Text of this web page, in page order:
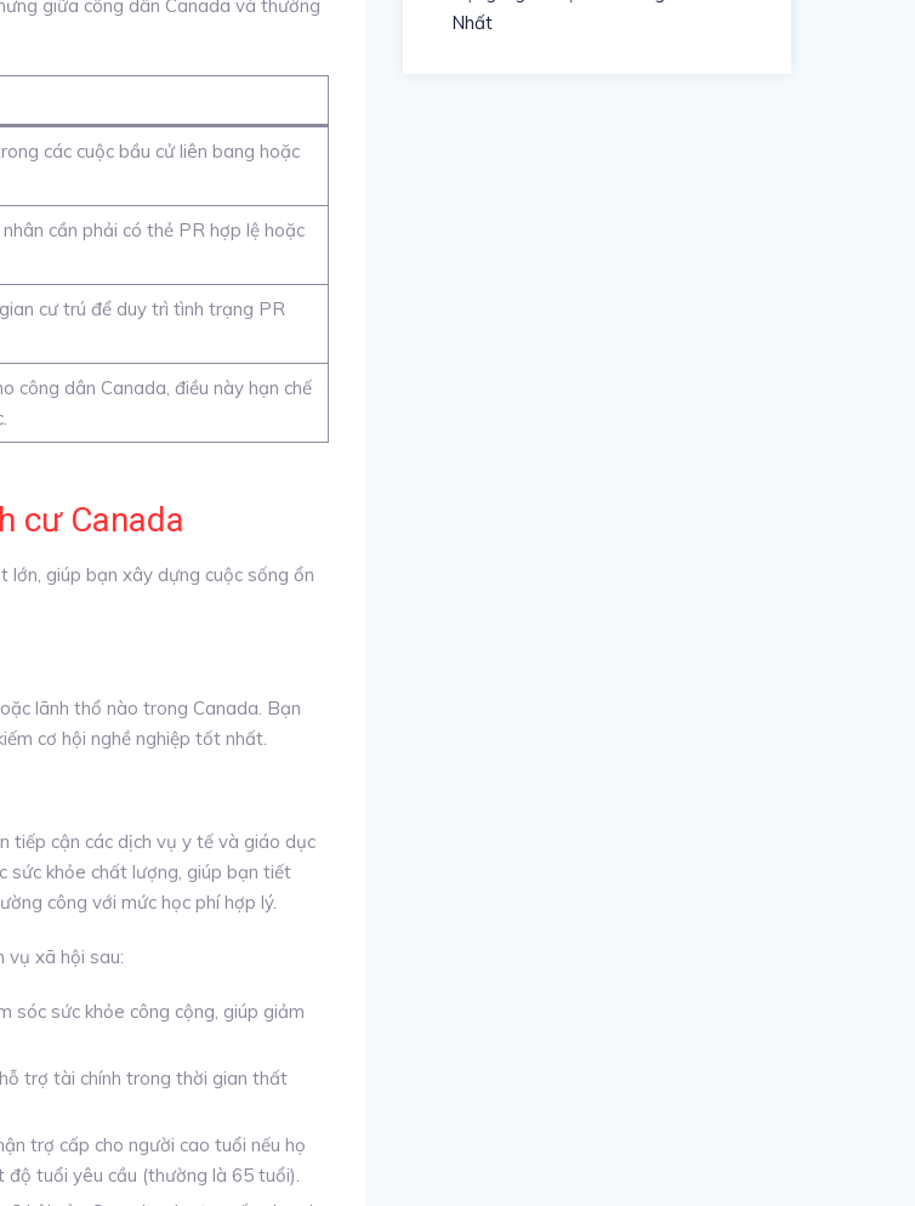
giữa công dân Canada và thường
các cuộc bầu cử liên bang hoặc
cần phải có thẻ PR hợp lệ hoặc
cư trú để duy trì tình trạng PR
công dân Canada, điều này hạn chế
cư Canada
lớn, giúp bạn xây dựng cuộc sống ổn
lãnh thổ nào trong Canada. Bạn
cơ hội nghề nghiệp tốt nhất.
tiếp cận các dịch vụ y tế và giáo dục
sức khỏe chất lượng, giúp bạn tiết
công với mức học phí hợp lý.
vụ xã hội sau:
sóc sức khỏe công cộng, giúp giảm
trợ tài chính trong thời gian thất
trợ cấp cho người cao tuổi nếu họ
tuổi yêu cầu (thường là 65 tuổi).
Nhất